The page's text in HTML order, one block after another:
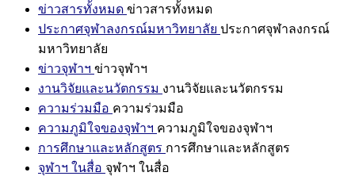
ข่าวสารทั้งหมด ข่าวสารทั้งหมด
ประกาศจุฬาลงกรณ์มหาวิทยาลัย ประกาศจุฬาลงกรณ์
มหาวิทยาลัย
ข่าวจุฬาฯ ข่าวจุฬาฯ
งานวิจัยและนวัตกรรม งานวิจัยและนวัตกรรม
ความร่วมมือ ความร่วมมือ
ความภูมิใจของจุฬาฯ ความภูมิใจของจุฬาฯ
การศึกษาและหลักสูตร การศึกษาและหลักสูตร
จุฬาฯ ในสื่อ จุฬาฯ ในสื่อ